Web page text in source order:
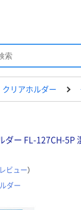
クリアホルダー
ー FL-127CH-5P
ビュー）
ダー